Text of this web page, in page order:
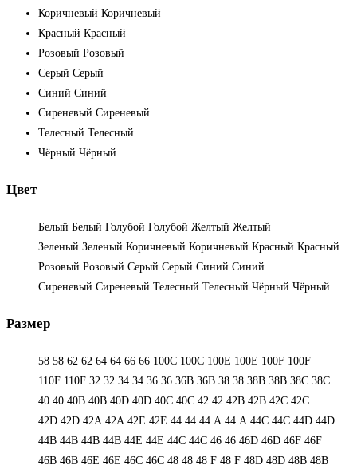
Коричневый Коричневый
Красный Красный
Розовый Розовый
Серый Серый
Синий Синий
Сиреневый Сиреневый
Телесный Телесный
Чёрный Чёрный
Цвет
Белый Белый Голубой Голубой Желтый Желтый
Зеленый Зеленый Коричневый Коричневый Красный Красный
Розовый Розовый Серый Серый Синий Синий
Сиреневый Сиреневый Телесный Телесный Чёрный Чёрный
Размер
58 58 62 62 64 64 66 66 100C 100C 100E 100E 100F 100F
110F 110F 32 32 34 34 36 36 36B 36B 38 38 38B 38B 38С 38С
40 40 40B 40B 40D 40D 40С 40С 42 42 42B 42B 42C 42C
42D 42D 42А 42А 42Е 42Е 44 44 44 А 44 А 44C 44C 44D 44D
44В 44В 44В 44В 44Е 44Е 44С 44С 46 46 46D 46D 46F 46F
46В 46В 46Е 46Е 46С 46С 48 48 48 F 48 F 48D 48D 48В 48В